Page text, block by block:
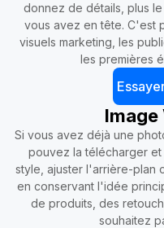
donnez de détails, plus
vous avez en tête. C'est
visuels marketing, les
les premières
Image
Si vous avez déjà une
pouvez la télécharger et
style, ajuster l'arrière-plan
en conservant l'idée
de produits, des
souhaitez